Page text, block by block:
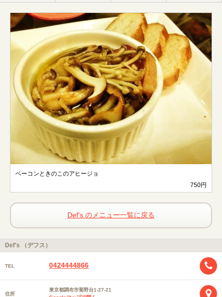
ベーコンときのこのアヒージョ
750円
Def's のメニュー一覧に戻る
Def's （デフス）
TEL 0424444866
住所
東京都調布市菊野台1-27-21